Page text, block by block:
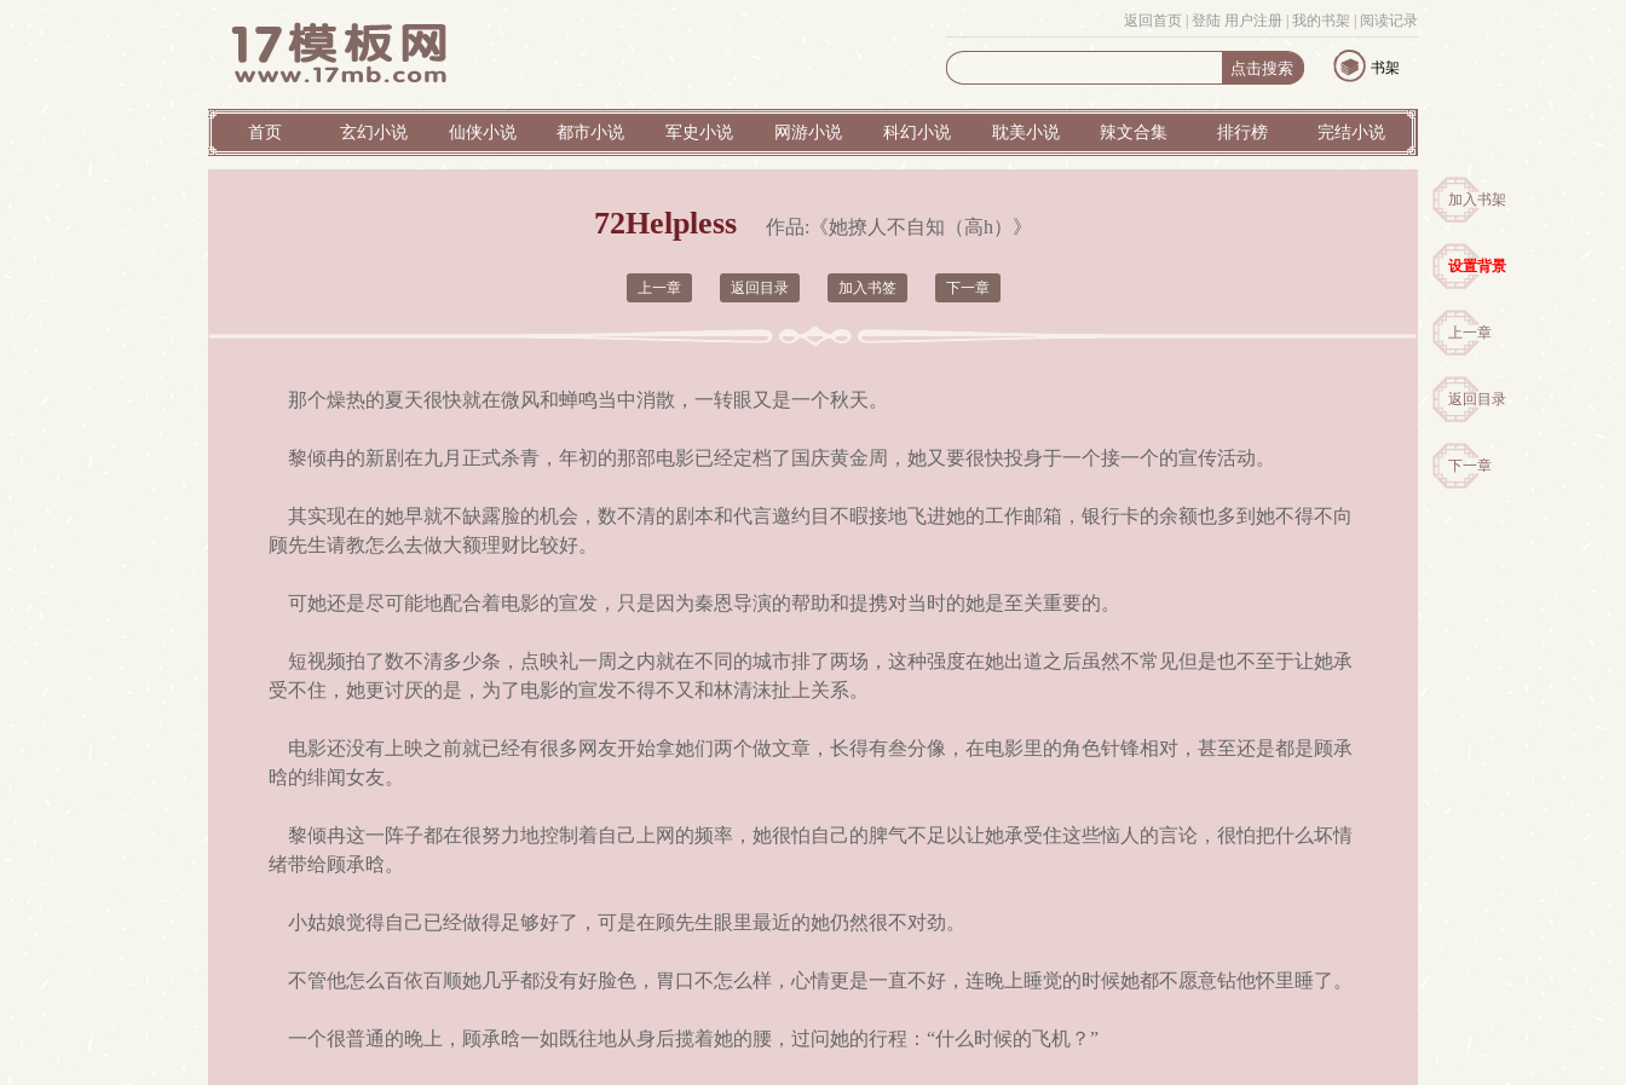
返回首页 登陆 用户注册 我的书架 阅读记录
书架
首页 玄幻小说 仙侠小说 都市小说 军史小说 网游小说 科幻小说 耽美小说 辣文合集 排行榜 完结小说
加入书架
设置背景
上一章
返回目录
下一章
72Helpless 作品:《她撩人不自知（高h） 》
上一章 返回目录 加入书签 下一章
那个燥热的夏天很快就在微风和蝉鸣当中消散，一转眼又是一个秋天。
黎倾冉的新剧在九月正式杀青，年初的那部电影已经定档了国庆黄金周，她又要很快投身于一个接一个的宣传活动。
其实现在的她早就不缺露脸的机会，数不清的剧本和代言邀约目不暇接地飞进她的工作邮箱，银行卡的余额也多到她不得不向
顾先生请教怎么去做大额理财比较好。
可她还是尽可能地配合着电影的宣发，只是因为秦恩导演的帮助和提携对当时的她是至关重要的。
短视频拍了数不清多少条，点映礼一周之内就在不同的城市排了两场，这种强度在她出道之后虽然不常见但是也不至于让她承
受不住，她更讨厌的是，为了电影的宣发不得不又和林清沫扯上关系。
电影还没有上映之前就已经有很多网友开始拿她们两个做文章，长得有叁分像，在电影里的角色针锋相对，甚至还是都是顾承
晗的绯闻女友。
黎倾冉这一阵子都在很努力地控制着自己上网的频率，她很怕自己的脾气不足以让她承受住这些恼人的言论，很怕把什么坏情
绪带给顾承晗。
小姑娘觉得自己已经做得足够好了，可是在顾先生眼里最近的她仍然很不对劲。
不管他怎么百依百顺她几乎都没有好脸色，胃口不怎么样，心情更是一直不好，连晚上睡觉的时候她都不愿意钻他怀里睡了。
一个很普通的晚上，顾承晗一如既往地从身后揽着她的腰，过问她的行程：“什么时候的飞机？”